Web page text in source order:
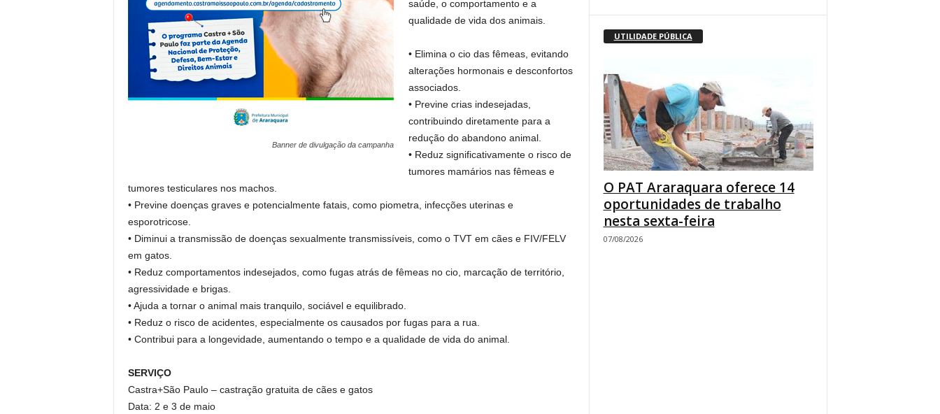
Banner de divulgação da campanha
saúde, o comportamento e a
qualidade de vida dos animais.
• Elimina o cio das fêmeas, evitando
alterações hormonais e desconfortos
associados.
• Previne crias indesejadas,
contribuindo diretamente para a
redução do abandono animal.
• Reduz significativamente o risco de
tumores mamários nas fêmeas e
tumores testiculares nos machos.
• Previne doenças graves e potencialmente fatais, como piometra, infecções uterinas e
esporotricose.
• Diminui a transmissão de doenças sexualmente transmissíveis, como o TVT em cães e FIV/FELV
em gatos.
• Reduz comportamentos indesejados, como fugas atrás de fêmeas no cio, marcação de território,
agressividade e brigas.
• Ajuda a tornar o animal mais tranquilo, sociável e equilibrado.
• Reduz o risco de acidentes, especialmente os causados por fugas para a rua.
• Contribui para a longevidade, aumentando o tempo e a qualidade de vida do animal.
SERVIÇO
Castra+São Paulo – castração gratuita de cães e gatos
Data: 2 e 3 de maio
UTILIDADE PÚBLICA
O PAT Araraquara oferece 14
oportunidades de trabalho
nesta sexta-feira
07/08/2026